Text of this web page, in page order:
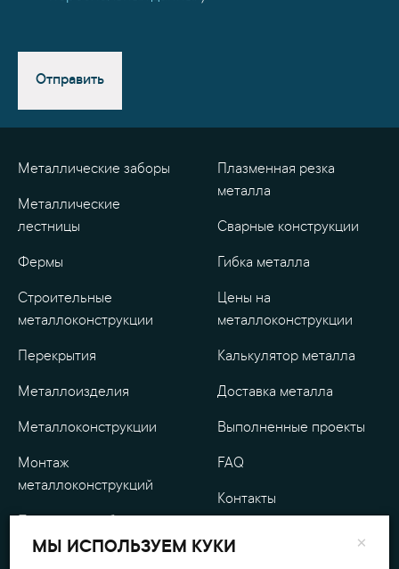
Отправить
Металлические заборы
Металлические
лестницы
Фермы
Строительные
металлоконструкции
Перекрытия
Металлоизделия
Металлоконструкции
Монтаж
металлоконструкций
Уличные
Плазменная резка
металла
Сварные конструкции
Гибка металла
Цены на
металлоконструкции
Калькулятор металла
Доставка металла
Выполненные проекты
FAQ
Контакты
×
МЫ ИСПОЛЬЗУЕМ КУКИ